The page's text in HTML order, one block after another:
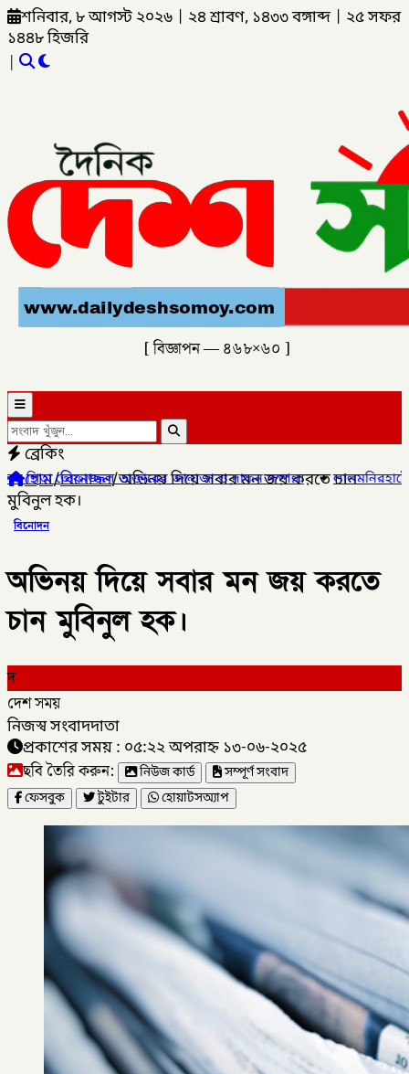
শনিবার, ৮ আগস্ট ২০২৬ ২৪ শ্রাবণ, ১৪৩৩ বঙ্গাব্দ
২৫ সফর
১৪৪৮ হিজরি
|
[ বিজ্ঞাপন — ৪৬৮×৬০ ]
ব্রেকিং
ডাক্তারের জানাজা ও দাফন সম্পন্ন।✦লালমনিরহাটের ৫ উপজেলার
হোম/বিনোদন/অভিনয় দিয়ে সবার মন জয় করতে চান
মুবিনুল হক।
বিনোদন
অভিনয় দিয়ে সবার মন জয় করতে
চান মুবিনুল হক।
দ
দেশ সময়
নিজস্ব সংবাদদাতা
প্রকাশের সময় : ০৫:২২ অপরাহ্ন ১৩-০৬-২০২৫
ছবি তৈরি করুন: নিউজ কার্ড
সম্পূর্ণ সংবাদ
ফেসবুক
টুইটার হোয়াটসঅ্যাপ